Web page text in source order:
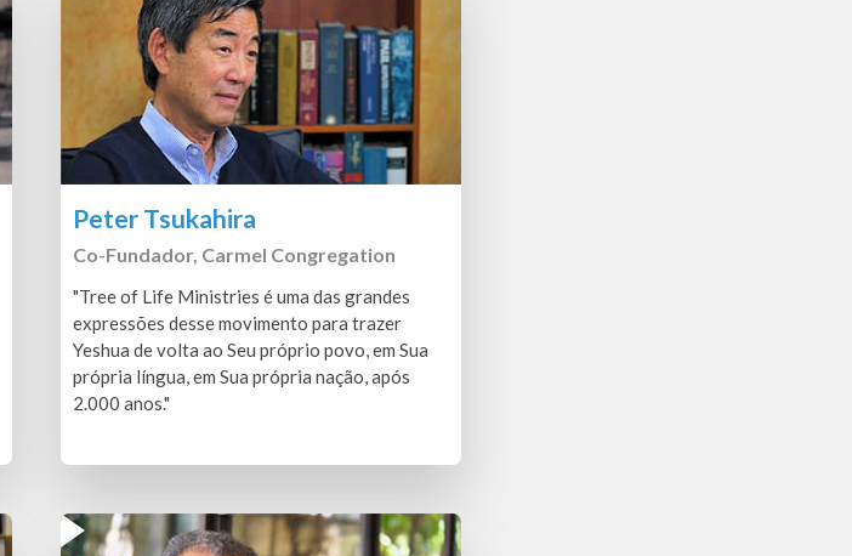
Peter Tsukahira
Co-Fundador, Carmel Congregation
"Tree of Life Ministries é uma das grandes
expressões desse movimento para trazer
Yeshua de volta ao Seu próprio povo, em Sua
própria língua, em Sua própria nação, após
2.000 anos."